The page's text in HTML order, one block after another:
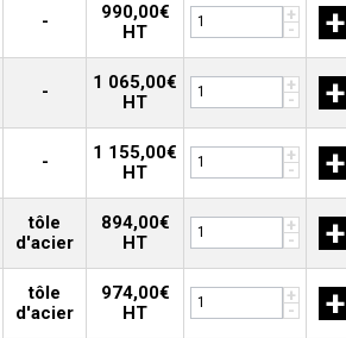
-
990,00€
HT
+
- +
-
1 065,00€
HT
+
- +
-
1 155,00€
HT
+
- +
tôle
d'acier
894,00€
HT
+
- +
tôle
d'acier
974,00€
HT
+
- +